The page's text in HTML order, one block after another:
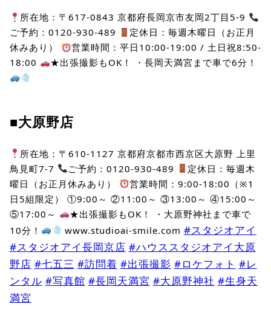
所在地：〒617-0843 京都府長岡京市友岡2丁目5-9
ご予約：0120-930-489
定休日：毎週木曜日（お正月
休みあり）
営業時間：平日10:00-19:00 / 土日祝8:50-
18:00
★出張撮影もOK！ ・長岡天満宮まで車で6分！
■大原野店
所在地：〒610-1127 京都府京都市西京区大原野 上里
鳥見町7-7
ご予約：0120-930-489
定休日：毎週木
曜日（お正月休みあり）
営業時間：9:00-18:00（※1
日5組限定） ①9:00～ ②11:00～ ③13:00～ ④15:00～
⑤17:00～
★出張撮影もOK！ ・大原野神社まで車で
10分！
www.studioai-smile.com #スタジオアイ
#スタジオアイ長岡京店 #ハウススタジオアイ大原
野店 #七五三 #訪問着 #出張撮影 #ロケフォト #レ
ンタル #写真館 #長岡天満宮 #大原野神社 #生身天
満宮